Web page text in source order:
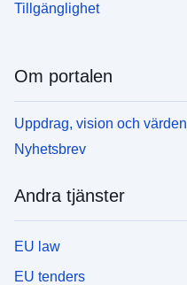
Tillgänglighet
Om portalen
Uppdrag, vision och värden
Nyhetsbrev
Andra tjänster
EU law
EU tenders